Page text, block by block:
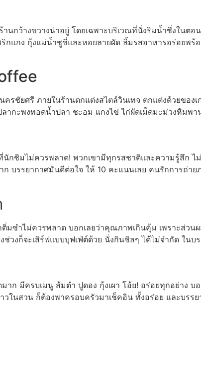
นกว้างขวางน่าอยู่ โดยเฉพาะบริเวณที่นั่งริมน้ำซึ่งในตอ
แกง กุ้งแม่น้ำชูชี่และหอยลายผัด ลิ้มรสอาหารอร่อยพร้
รชัยศรี ภายในร้านตกแต่งสไตล์วินเทจ ตกแต่งด้วยของ
ากะพงทอดน้ำปลา ชะอม แกงไข่ ไก่ผัดเม็ดมะม่วงหิมพ
นักชิมไม่ควรพลาด! พวกเขามีทุกรสชาติและความรู้สึก ไ
บรรยากาศมันดีต่อใจ ให้ 10 คะแนนเลย คนรักการถ่า
ซำไม่ควรพลาด บอกเลยว่าคุณภาพเกินคุ้ม เพราะส่วนผ
วงก็จะเสิร์ฟแบบบุฟเฟ่ต์ด้วย นั่งกินชิลๆ ได้ไม่จำกัด ใน
าก มีครบเมนู ส้มตำ ปูดอง กุ้งเผา โอ้ย! อร่อยทุกอย่าง
ในสวน ก็ต้องพาครอบครัวมาเช็คอิน ทั้งอร่อย และบรร